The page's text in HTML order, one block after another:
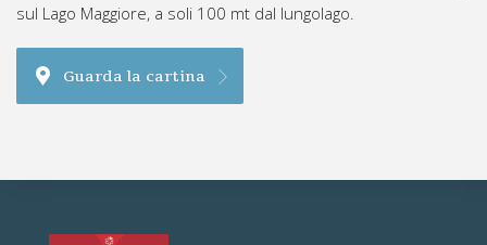
sul Lago Maggiore, a soli 100 mt dal lungolago.
Guarda la cartina